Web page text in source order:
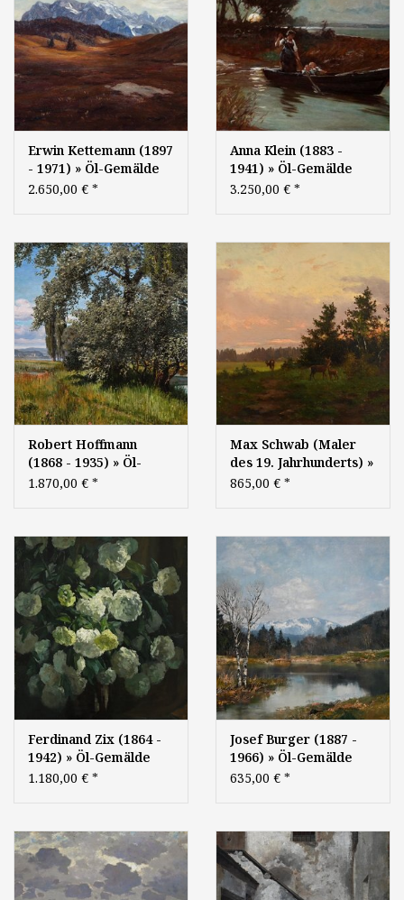
Erwin Kettemann (1897
- 1971) » Öl-Gemälde
Gebirgslandschaft
Maler
2.650,00 € *
Anna Klein (1883 -
1941) » Öl-Gemälde
Münchner Malerschule
süddeutsche Malerei
3.250,00 € *
Robert Hoffmann
(1868 - 1935) » Öl-
Gemälde
Landschaft
1.870,00 € *
Max Schwab (Maler
des 19. Jahrhunderts) »
Öl-Gemälde Romantik
Landschaftsgemälde
süddeutsche Malerei
865,00 € *
Ferdinand Zix (1864 -
1942) » Öl-Gemälde
Blumen Schneeball
schwäbischer
Impressionismus
Stuttgarter Maler
1.180,00 € *
Josef Burger (1887 -
1966) » Öl-Gemälde
Impressionismus Alpen
Benediktenwand
süddeutsche Malerei
635,00 € *